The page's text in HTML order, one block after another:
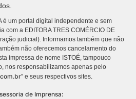
é um portal digital independente e sem
com a EDITORA TRES COMÉRCIO DE
judicial). Informamos também que não
não oferecemos cancelamento do
impressa de nome ISTOÉ, tampouco
nos responsabilizamos apenas pelo
” e seus respectivos sites.
de Imprensa: